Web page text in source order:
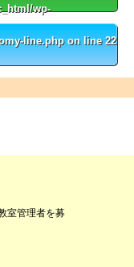
wp-
line.phpon line 22
室管理者を募